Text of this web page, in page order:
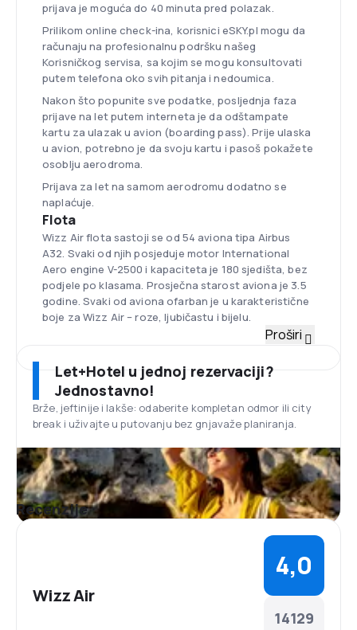
prijava je moguća do 40 minuta pred polazak.
Prilikom online check-ina, korisnici eSKY.pl mogu da
računaju na profesionalnu podršku našeg
Korisničkog servisa, sa kojim se mogu konsultovati
putem telefona oko svih pitanja i nedoumica.
Nakon što popunite sve podatke, posljednja faza
prijave na let putem interneta je da odštampate
kartu za ulazak u avion (boarding pass). Prije ulaska
u avion, potrebno je da svoju kartu i pasoš pokažete
osoblju aerodroma.
Prijava za let na samom aerodromu dodatno se
naplaćuje.
Flota
Wizz Air flota sastoji se od 54 aviona tipa Airbus
A32. Svaki od njih posjeduje motor International
Aero engine V-2500 i kapaciteta je 180 sjedišta, bez
podjele po klasama. Prosječna starost aviona je 3.5
godine. Svaki od aviona ofarban je u karakteristične
boje za Wizz Air – roze, ljubičastu i bijelu.
Aerodrom Liszt Ferenc Budimpešta
Ferenc u Budimpešti, ujedno i najveći aerodrom u
Mađarskoj. Nalazi se na 16 kilometara jugozapadno
od mađarske prijestolnice. Napravljen je 1950. godine
i drugi je po veličini aerodrom u centralnoj Evropi.
Svake godine oko 8 miliona ljudi leti sa ovog
aerodroma, koristeći usluge 40 različitih
aviokompanija koje saobraćaju sa ovog aerodroma.
Na aerodromu postoji posebna prostorija za klijente
Wizz Air-a, koji su odabrali uslugu korištenja
ekskluzivne čekaonice prije polijetanja. U sklopu
čekaonice, gosti mogu uživati i u besplatnim
štampi, TV kanalima i koristiti poseban toalet.
Nakon polijetanja, putnici u avionu mogu kupiti
grickalice, hladna i topla pića, koristeći uslugu Wizz
Proširi
Let+Hotel u jednoj rezervaciji?
Jednostavno!
Brže, jeftinije i lakše: odaberite kompletan odmor ili city
break i uživajte u putovanju bez gnjavaže planiranja.
Recenzije
Wizz Air
14129
4,0